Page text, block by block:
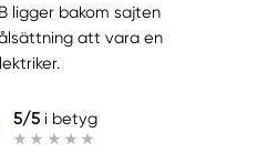
ligger bakom sajten
att vara en
5/5i betyg